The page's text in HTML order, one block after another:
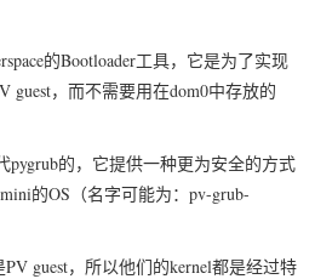
的Bootloader工具，它是为了实现
guest，而不需要用在dom0中存放的
pygrub的，它提供一种更为安全的方式
的OS（名字可能为：pv-grub-
guest，所以他们的kernel都是经过特